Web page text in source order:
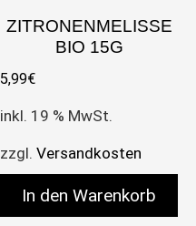
ZITRONENMELISSE
BIO 15G
5,99€
inkl. 19 % MwSt.
zzgl.Versandkosten
In den Warenkorb